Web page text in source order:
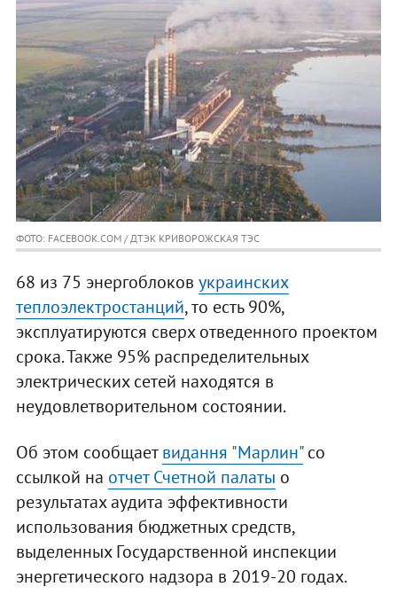
ФОТО: FACEBOOK.COM / ДТЭК КРИВОРОЖСКАЯ ТЭС
68 из 75 энергоблоков украинских
теплоэлектростанций, то есть 90%,
эксплуатируются сверх отведенного проектом
срока. Также 95% распределительных
электрических сетей находятся в
неудовлетворительном состоянии.
Об этом сообщаетвидання "Марлин"со
ссылкой на отчет Счетной палаты о
результатах аудита эффективности
использования бюджетных средств,
выделенных Государственной инспекции
энергетического надзора в 2019-20 годах.